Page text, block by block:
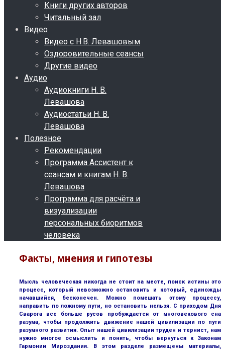
Книги других авторов
Читальный зал
Видео
Видео с Н.В. Левашовым
Оздоровительные сеансы
Другие видео
Аудио
Аудиокниги Н. В.
Левашова
Аудиостатьи Н. В.
Левашова
Полезное
Рекомендации
Программа Ассистент к
сеансам и книгам Н. В.
Левашова
Программа для расчёта и
визуализации
персональных биоритмов
человека
Факты, мнения и гипотезы
Мысль человеческая никогда не стоит на месте, поиск истины это
процесс, который невозможно остановить и который, единожды
начавшийся, бесконечен. Можно помешать этому процессу,
направить по ложному пути, но остановить нельзя. С приходом Дня
Сварога все больше русов пробуждается от многовекового сна
разума, чтобы продолжить движение нашей цивилизации по пути
разумного развития. Опыт нашей цивилизации труден и тернист, нам
нужно многое осмыслить и понять, чтобы вернуться к Законам
Гармонии Мироздания. В этом разделе размещены материалы,